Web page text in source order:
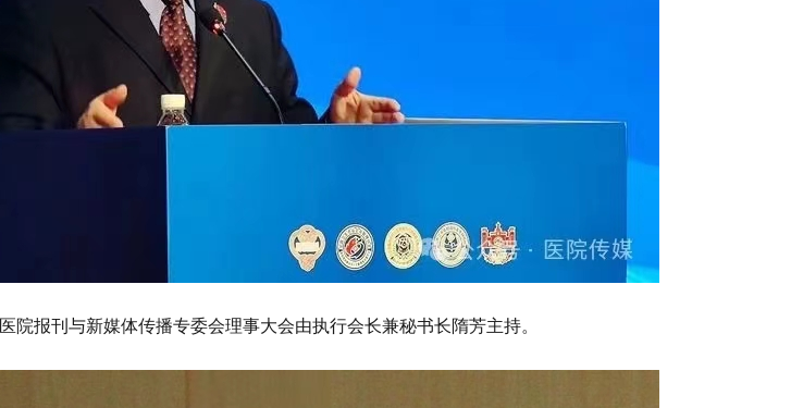
医院报刊与新媒体传播专委会理事大会由执行会长兼秘书长隋芳主持。